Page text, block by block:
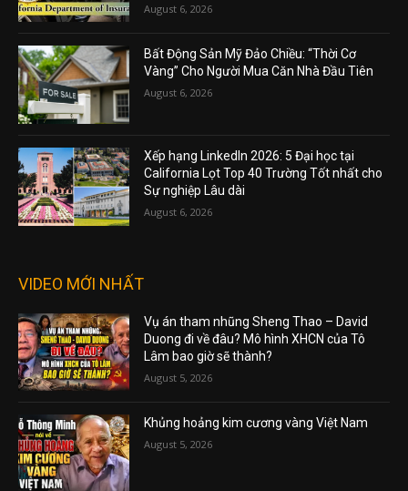
August 6, 2026
Bất Động Sản Mỹ Đảo Chiều: “Thời Cơ
Vàng” Cho Người Mua Căn Nhà Đầu Tiên
August 6, 2026
Xếp hạng LinkedIn 2026: 5 Đại học tại
California Lọt Top 40 Trường Tốt nhất cho
Sự nghiệp Lâu dài
August 6, 2026
VIDEO MỚI NHẤT
Vụ án tham nhũng Sheng Thao – David
Duong đi về đâu? Mô hình XHCN của Tô
Lâm bao giờ sẽ thành?
August 5, 2026
Khủng hoảng kim cương vàng Việt Nam
August 5, 2026